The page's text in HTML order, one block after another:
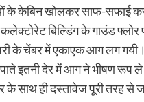
के केबिन खोलकर साफ-सफाई
कलेक्टोरेट बिल्डिंग के गाउंड फ्लोर
के चेंबर में एकाएक आग लग
इतनी देर में आग ने भीषण रूप ले
के साथ ही दस्तावेज पूरी तरह से